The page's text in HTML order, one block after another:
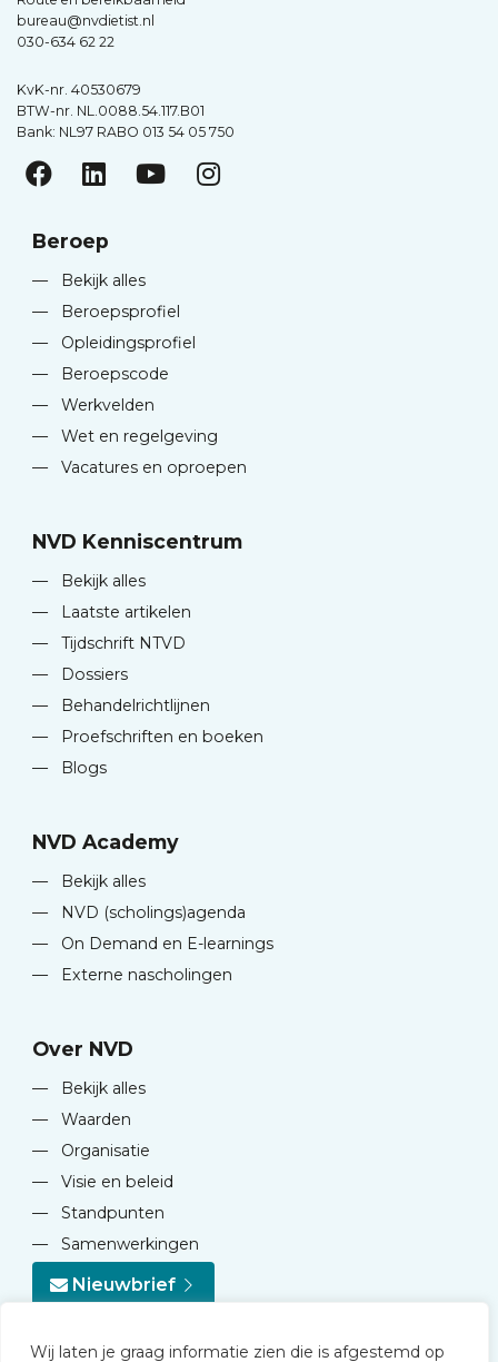
Wij laten je graag informatie zien die is afgestemd op
bureau@nvdietist.nl
030-634 62 22
KvK-nr. 40530679
BTW-nr. NL.0088.54.117.B01
Bank: NL97 RABO 013 54 05 750
Beroep
—
Bekijk alles
—
Beroepsprofiel
—
Opleidingsprofiel
—
Beroepscode
—
Werkvelden
—
Wet en regelgeving
—
Vacatures en oproepen
NVD Kenniscentrum
—
Bekijk alles
—
Laatste artikelen
—
Tijdschrift NTVD
—
Dossiers
—
Behandelrichtlijnen
—
Proefschriften en boeken
—
Blogs
NVD Academy
—
Bekijk alles
—
NVD (scholings)agenda
—
On Demand en E-learnings
—
Externe nascholingen
Over NVD
—
Bekijk alles
—
Waarden
—
Organisatie
—
Visie en beleid
—
Standpunten
—
Samenwerkingen
Nieuwbrief